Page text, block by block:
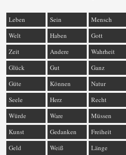
Leben Sein Mensch
Welt
Haben Gott
Zeit
Andere Wahrheit
Glück
Gut Ganz
Güte
Können Natur
Seele
Herz Recht
Würde
Ware Müssen
Kunst
Gedanken Freiheit
Geld
Weiß Länge